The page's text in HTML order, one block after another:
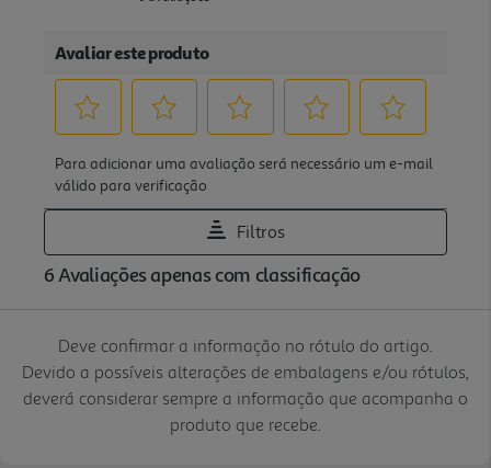
Deve confirmar a informação no rótulo do artigo.
Devido a possíveis alterações de embalagens e/ou rótulos,
deverá considerar sempre a informação que acompanha o
produto que recebe.